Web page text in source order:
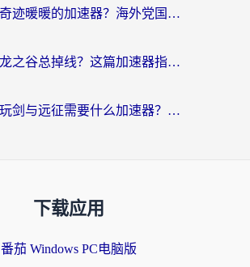
有没有打奇迹暖暖的加速器？海外党国服游戏畅玩不卡顿的秘密
在国外玩龙之谷总掉线？这篇加速器指南帮你告别延迟卡顿！
人在国外玩剑与远征需要什么加速器？老玩家亲测的避坑指南来了
下载应用
番茄 Windows PC电脑版